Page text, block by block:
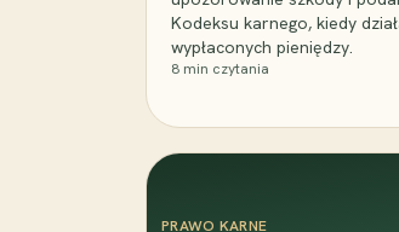
Kodeksu karnego, kiedy
wypłaconych pieniędzy.
8 min czytania
PRAWO KARNE